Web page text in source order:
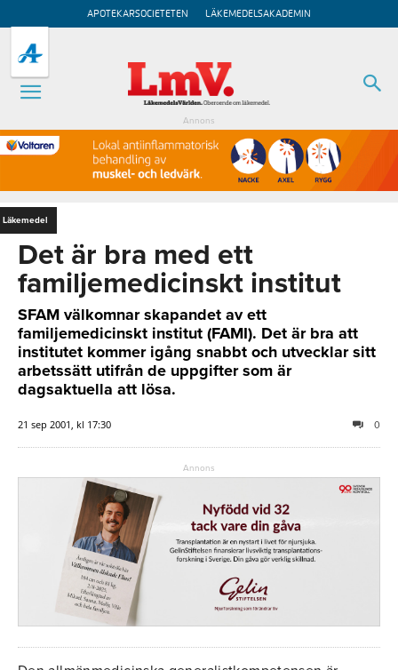
APOTEKARSOCIETETEN LÄKEMEDELSAKADEMIN
Annons
Läkemedel
Det är bra med ett
familjemedicinskt institut
SFAM välkomnar skapandet av ett
familjemedicinskt institut (FAMI). Det är bra att
institutet kommer igång snabbt och utvecklar sitt
arbetssätt utifrån de uppgifter som är
dagsaktuella att lösa.
21 sep 2001, kl 17:30 0
Annons